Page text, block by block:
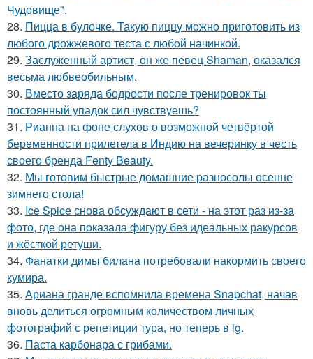
Чудовище".
28. Пицца в булочке. Такую пиццу можно приготовить из
любого дрожжевого теста с любой начинкой.
29. Заслуженный артист, он же певец Shaman, оказался
весьма любвеобильным.
30. Вместо заряда бодрости после тренировок ты
постоянный упадок сил чувствуешь?
31. Рианна на фоне слухов о возможной четвёртой
беременности прилетела в Индию на вечеринку в честь
своего бренда Fenty Beauty.
32. Мы готовим быстрые домашние разносолы осенне
зимнего стола!
33. Ice Spice снова обсуждают в сети - на этот раз из-за
фото, где она показала фигуру без идеальных ракурсов
и жёсткой ретуши.
34. Фанатки димы билана потребовали накормить своего
кумира.
35. Ариана гранде вспомнила времена Snapchat, начав
вновь делиться огромным количеством личных
фотографий с репетиции тура, но теперь в ig.
36. Паста карбонара с грибами.